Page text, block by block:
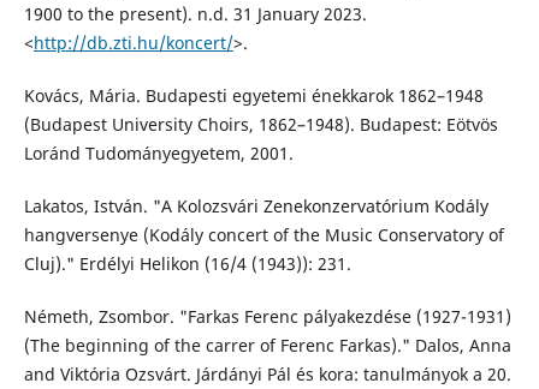
1900 to the present). n.d. 31 January 2023.
<http://db.zti.hu/koncert/>.
Kovács, Mária. Budapesti egyetemi énekkarok 1862–1948
(Budapest University Choirs, 1862–1948). Budapest: Eötvös
Loránd Tudományegyetem, 2001.
Lakatos, István. "A Kolozsvári Zenekonzervatórium Kodály
hangversenye (Kodály concert of the Music Conservatory of
Cluj)." Erdélyi Helikon (16/4 (1943)): 231.
Németh, Zsombor. "Farkas Ferenc pályakezdése (1927-1931)
(The beginning of the carrer of Ferenc Farkas)." Dalos, Anna
and Viktória Ozsvárt. Járdányi Pál és kora: tanulmányok a 20.